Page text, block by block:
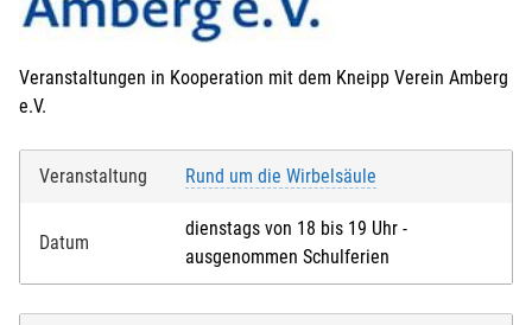
Veranstaltungen in Kooperation mit dem Kneipp Verein Amberg
e.V.
Veranstaltung Rund um die Wirbelsäule
Datum
dienstags von 18 bis 19 Uhr -
ausgenommen Schulferien